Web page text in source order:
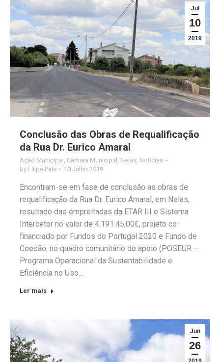
Jul
10
2019
Conclusão das Obras de Requalificação
da Rua Dr. Eurico Amaral
Ação Municipal Câmara Municipal Nelas Notícias
By Filipa Pais 10 Julho 2019
Encontram-se em fase de conclusão as obras de
requalificação da Rua Dr. Eurico Amaral, em Nelas,
resultado das empreitadas da ETAR III e Sistema
Intercetor no valor de 4.191.45,00€, projeto co-
financiado por Fundos do Portugal 2020 e Fundo de
Coesão, no quadro comunitário de apoio (POSEUR –
Programa Operacional da Sustentabilidade e
Eficiência no Uso…
Ler mais
Jun
26